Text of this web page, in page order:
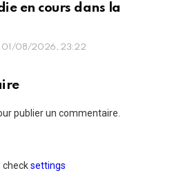
en cours dans la
01/08/2026, 23:22
publier un commentaire.
checksettings